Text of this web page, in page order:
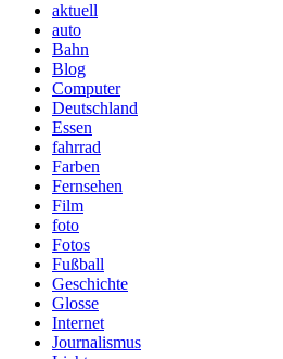
aktuell
auto
Bahn
Blog
Computer
Deutschland
Essen
fahrrad
Farben
Fernsehen
Film
foto
Fotos
Fußball
Geschichte
Glosse
Internet
Journalismus